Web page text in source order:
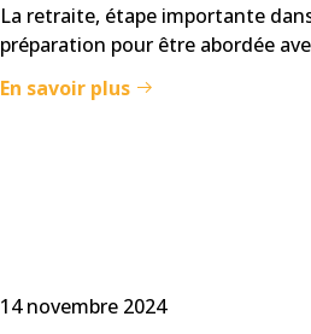
La retraite, étape importante
préparation pour être abordée
En savoir plus
14 novembre 2024